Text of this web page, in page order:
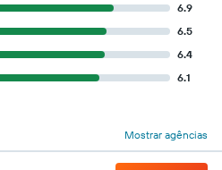
6.9
6.5
6.4
6.1
Mostrar agências